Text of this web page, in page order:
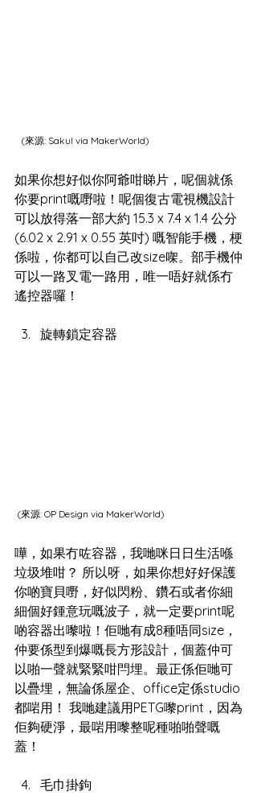
(來源: Sakul via MakerWorld)
如果你想好似你阿爺咁睇片，呢個就係
你要print嘅嘢啦！呢個復古電視機設計
可以放得落一部大約 15.3 x 7.4 x 1.4 公分
(6.02 x 2.91 x 0.55 英吋) 嘅智能手機，梗
係啦，你都可以自己改size㗎。部手機仲
可以一路叉電一路用，唯一唔好就係冇
遙控器囉！
旋轉鎖定容器
(來源: OP Design via MakerWorld)
嘩，如果冇咗容器，我哋咪日日生活喺
垃圾堆咁？ 所以呀，如果你想好好保護
你啲寶貝嘢，好似閃粉、鑽石或者你細
細個好鍾意玩嘅波子，就一定要print呢
啲容器出嚟啦！佢哋有成8種唔同size，
仲要係型到爆嘅長方形設計，個蓋仲可
以啪一聲就緊緊咁閂埋。最正係佢哋可
以疊埋，無論係屋企、office定係studio
都啱用！ 我哋建議用PETG嚟print，因為
佢夠硬淨，最啱用嚟整呢種啪啪聲嘅
蓋！
毛巾掛鉤